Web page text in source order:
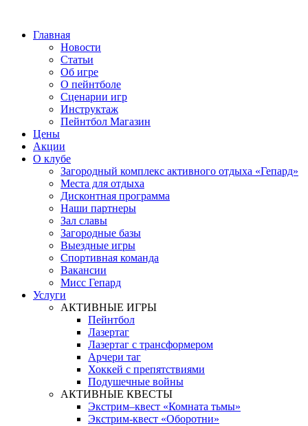
Главная
Новости
Статьи
Об игре
О пейнтболе
Сценарии игр
Инструктаж
Пейнтбол Магазин
Цены
Акции
О клубе
Загородный комплекс активного отдыха «Гепард»
Места для отдыха
Дисконтная программа
Наши партнеры
Зал славы
Загородные базы
Выездные игры
Спортивная команда
Вакансии
Мисс Гепард
Услуги
АКТИВНЫЕ ИГРЫ
Пейнтбол
Лазертаг
Лазертаг с трансформером
Арчери таг
Хоккей с препятствиями
Подушечные войны
АКТИВНЫЕ КВЕСТЫ
Экстрим–квест «Комната тьмы»
Экстрим-квест «Оборотни»